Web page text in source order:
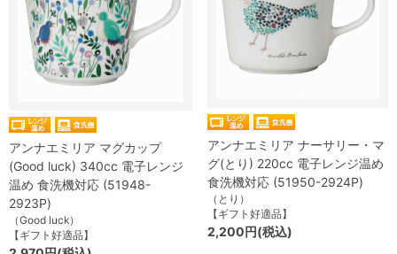
アンナエミリア マグカップ
(Good luck) 340cc 電子レンジ
温め 食洗機対応 (51948-
2923P)
（Good luck）
【ギフト好適品】
アンナエミリア ナーサリー・マ
グ(とり) 220cc 電子レンジ温め
食洗機対応 (51950-2924P)
（とり）
【ギフト好適品】
2,200円(税込)